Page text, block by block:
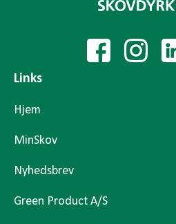
Links
Hjem
MinSkov
Nyhedsbrev
Green Product A/S